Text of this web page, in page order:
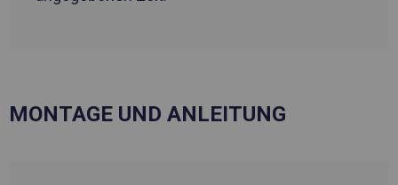
MONTAGE UND ANLEITUNG